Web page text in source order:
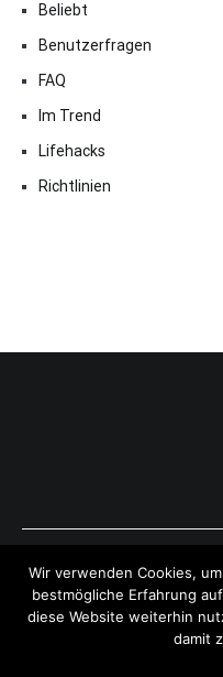
Beliebt
Benutzerfragen
FAQ
Im Trend
Lifehacks
Richtlinien
Copyright © 2026
Theme:Cenote by
Wir verwenden Cookies,
bestmögliche Erfahrung
diese Website weiterhin
damit